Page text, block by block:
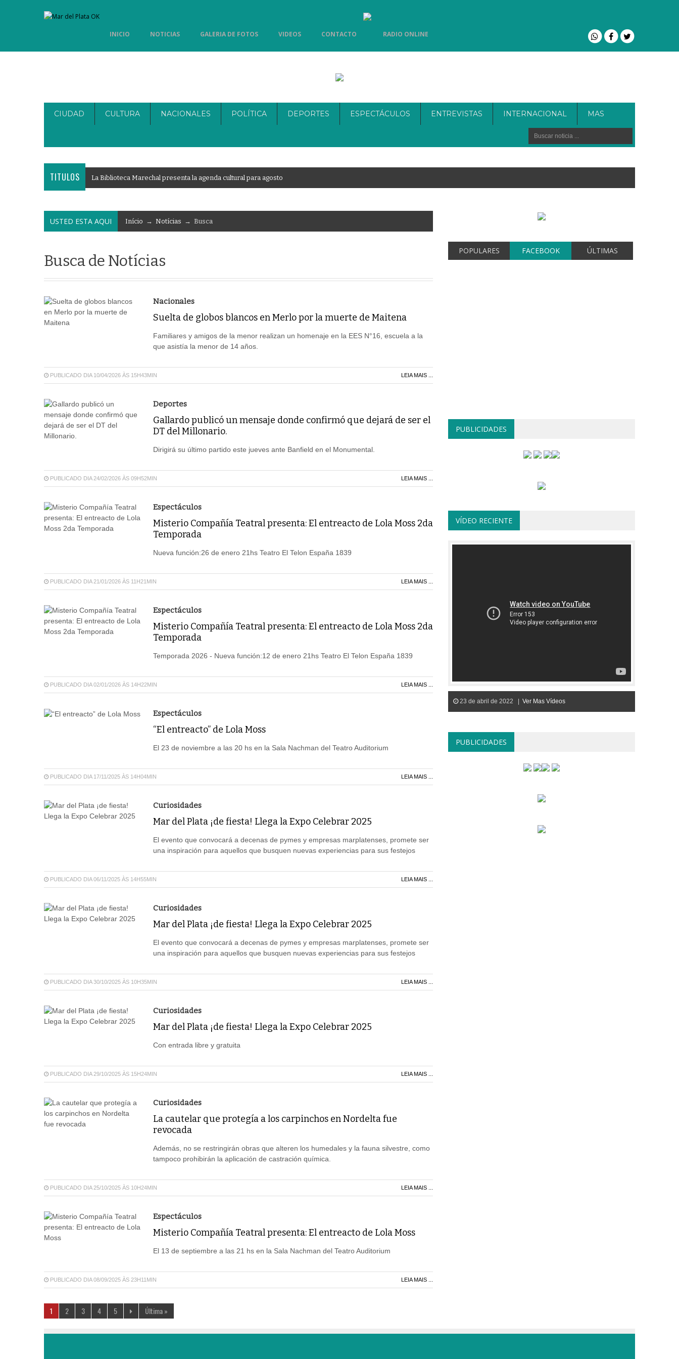
INICIO NOTICIAS GALERIA DE FOTOS VIDEOS CONTACTO RADIO ONLINE
CIUDAD CULTURA NACIONALES POLÍTICA DEPORTES ESPECTÁCULOS ENTREVISTAS INTERNACIONAL MAS
TITULOS La Biblioteca Marechal presenta la agenda cultural para agosto
USTED ESTA AQUI Início → Notícias → Busca
Busca de Notícias
Nacionales
Suelta de globos blancos en Merlo por la muerte de Maitena
Familiares y amigos de la menor realizan un homenaje en la EES N°16, escuela a la
que asistía la menor de 14 años.
PUBLICADO DIA 10/04/2026 ÀS 15H43MIN LEIA MAIS ...
Deportes
Gallardo publicó un mensaje donde confirmó que dejará de ser el
DT del Millonario.
Dirigirá su último partido este jueves ante Banfield en el Monumental.
PUBLICADO DIA 24/02/2026 ÀS 09H52MIN LEIA MAIS ...
Espectáculos
Misterio Compañía Teatral presenta: El entreacto de Lola Moss 2da
Temporada
Nueva función:26 de enero 21hs Teatro El Telon España 1839
PUBLICADO DIA 21/01/2026 ÀS 11H21MIN LEIA MAIS ...
Espectáculos
Misterio Compañía Teatral presenta: El entreacto de Lola Moss 2da
Temporada
Temporada 2026 - Nueva función:12 de enero 21hs Teatro El Telon España 1839
PUBLICADO DIA 02/01/2026 ÀS 14H22MIN LEIA MAIS ...
Espectáculos
“El entreacto” de Lola Moss
El 23 de noviembre a las 20 hs en la Sala Nachman del Teatro Auditorium
PUBLICADO DIA 17/11/2025 ÀS 14H04MIN LEIA MAIS ...
Curiosidades
Mar del Plata ¡de fiesta! Llega la Expo Celebrar 2025
El evento que convocará a decenas de pymes y empresas marplatenses, promete ser
una inspiración para aquellos que busquen nuevas experiencias para sus festejos
PUBLICADO DIA 06/11/2025 ÀS 14H55MIN LEIA MAIS ...
Curiosidades
Mar del Plata ¡de fiesta! Llega la Expo Celebrar 2025
El evento que convocará a decenas de pymes y empresas marplatenses, promete ser
una inspiración para aquellos que busquen nuevas experiencias para sus festejos
PUBLICADO DIA 30/10/2025 ÀS 10H35MIN LEIA MAIS ...
Curiosidades
Mar del Plata ¡de fiesta! Llega la Expo Celebrar 2025
Con entrada libre y gratuita
PUBLICADO DIA 29/10/2025 ÀS 15H24MIN LEIA MAIS ...
Curiosidades
La cautelar que protegía a los carpinchos en Nordelta fue
revocada
Además, no se restringirán obras que alteren los humedales y la fauna silvestre, como
tampoco prohibirán la aplicación de castración química.
PUBLICADO DIA 25/10/2025 ÀS 10H24MIN LEIA MAIS ...
Espectáculos
Misterio Compañía Teatral presenta: El entreacto de Lola Moss
El 13 de septiembre a las 21 hs en la Sala Nachman del Teatro Auditorium
PUBLICADO DIA 08/09/2025 ÀS 23H11MIN LEIA MAIS ...
1 2 3 4 5 Última »
POPULARES FACEBOOK ÚLTIMAS
PUBLICIDADES
VÍDEO RECIENTE
23 de abril de 2022 | Ver Mas Vídeos
PUBLICIDADES